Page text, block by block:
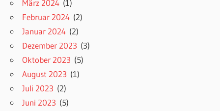
März 2024 (1)
Februar 2024 (2)
Januar 2024 (2)
Dezember 2023 (3)
Oktober 2023 (5)
August 2023 (1)
Juli 2023 (2)
Juni 2023 (5)